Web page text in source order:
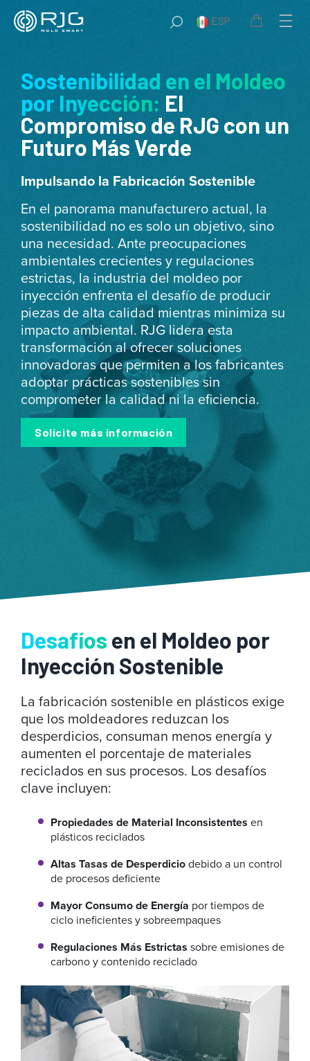
Saltar
ESP
Sostenibilidad en el Moldeo
por Inyección: El
Compromiso de RJG con un
Futuro Más Verde
Impulsando la Fabricación Sostenible
En el panorama manufacturero actual, la
sostenibilidad no es solo un objetivo, sino
una necesidad. Ante preocupaciones
ambientales crecientes y regulaciones
estrictas, la industria del moldeo por
inyección enfrenta el desafío de producir
piezas de alta calidad mientras minimiza su
impacto ambiental. RJG lidera esta
transformación al ofrecer soluciones
innovadoras que permiten a los fabricantes
adoptar prácticas sostenibles sin
comprometer la calidad ni la eficiencia.
Solicite más información
Desafíos en el Moldeo por
Inyección Sostenible
La fabricación sostenible en plásticos exige
que los moldeadores reduzcan los
desperdicios, consuman menos energía y
aumenten el porcentaje de materiales
reciclados en sus procesos. Los desafíos
clave incluyen:
Propiedades de Material Inconsistentes en
plásticos reciclados
Altas Tasas de Desperdiciodebido a un control
de procesos deficiente
Mayor Consumo de Energía por tiempos de
ciclo ineficientes y sobreempaques
Regulaciones Más Estrictas sobre emisiones de
carbono y contenido reciclado